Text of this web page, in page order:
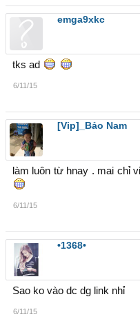
emga9xkc
tks ad
6/11/15
[Vip]_Bảo Nam
làm luôn từ hnay . mai chỉ
6/11/15
•1368•
Sao ko vào dc dg link nhỉ
6/11/15